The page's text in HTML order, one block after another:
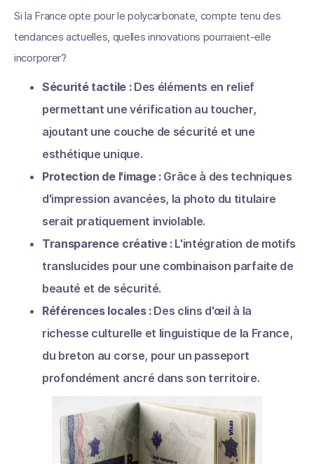
Si la France opte pour le polycarbonate, compte tenu des
tendances actuelles, quelles innovations pourraient-elle
incorporer?
Sécurité tactile :Des éléments en relief
permettant une vérification au toucher,
ajoutant une couche de sécurité et une
esthétique unique.
Protection de l'image :Grâce à des techniques
d'impression avancées, la photo du titulaire
serait pratiquement inviolable.
Transparence créative :L'intégration de motifs
translucides pour une combinaison parfaite de
beauté et de sécurité.
Références locales :Des clins d'œil à la
richesse culturelle et linguistique de la France,
du breton au corse, pour un passeport
profondément ancré dans son territoire.